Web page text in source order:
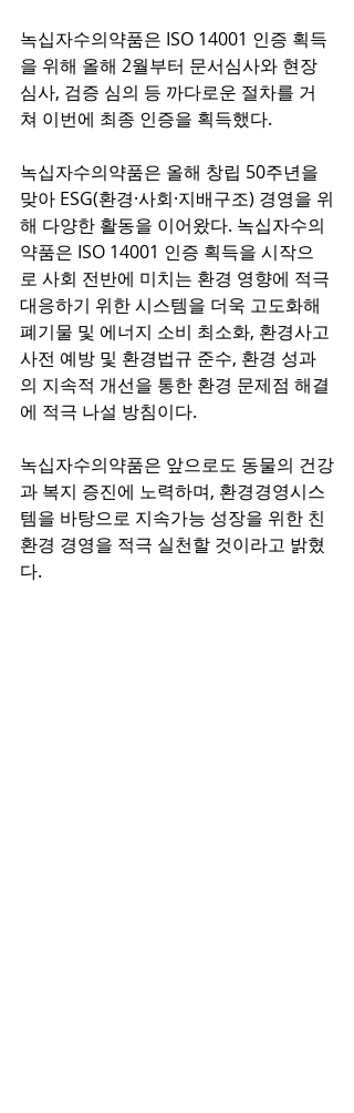
녹십자수의약품은 ISO 14001 인증 획득
을 위해 올해 2월부터 문서심사와 현장
심사, 검증 심의 등 까다로운 절차를 거
쳐 이번에 최종 인증을 획득했다.
녹십자수의약품은 올해 창립 50주년을
맞아 ESG(환경·사회·지배구조) 경영을 위
해 다양한 활동을 이어왔다. 녹십자수의
약품은 ISO 14001 인증 획득을 시작으
로 사회 전반에 미치는 환경 영향에 적극
대응하기 위한 시스템을 더욱 고도화해
폐기물 및 에너지 소비 최소화, 환경사고
사전 예방 및 환경법규 준수, 환경 성과
의 지속적 개선을 통한 환경 문제점 해결
에 적극 나설 방침이다.
녹십자수의약품은 앞으로도 동물의 건강
과 복지 증진에 노력하며, 환경경영시스
템을 바탕으로 지속가능 성장을 위한 친
환경 경영을 적극 실천할 것이라고 밝혔
다.